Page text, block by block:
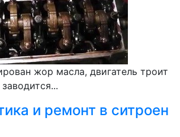
жор масла, двигатель троит
и ремонт в ситроен